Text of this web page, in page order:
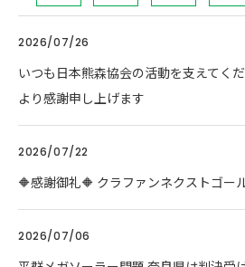
2026/07/26
いつも日本熊森協会の活動を支えてく
より感謝申し上げます
2026/07/22
🔶感謝御礼🔶 クラファンネクストゴー
2026/07/06